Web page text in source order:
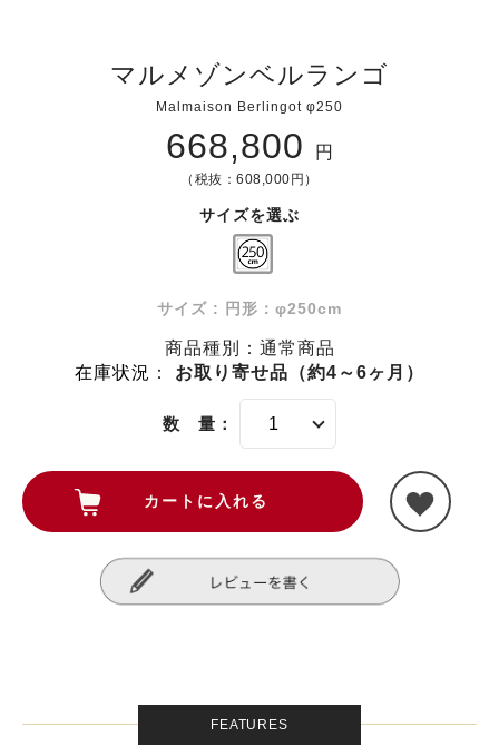
マルメゾンベルランゴ
Malmaison Berlingot φ250
668,800 円
（税抜：608,000円）
サイズを選ぶ
サイズ : 円形：φ250cm
商品種別：通常商品
在庫状況 ： お取り寄せ品（約4～6ヶ月）
数 量：
FEATURES